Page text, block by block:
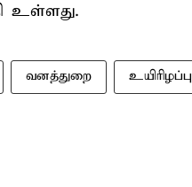
உள்ளது.
வனத்துறை உயிரிழப்பு